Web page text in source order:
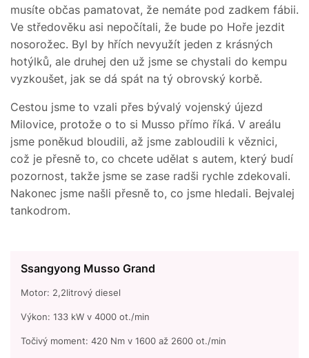
musíte občas pamatovat, že nemáte pod zadkem fábii.
Ve středověku asi nepočítali, že bude po Hoře jezdit
nosorožec. Byl by hřích nevyužít jeden z krásných
hotýlků, ale druhej den už jsme se chystali do kempu
vyzkoušet, jak se dá spát na tý obrovský korbě.
Cestou jsme to vzali přes bývalý vojenský újezd
Milovice, protože o to si Musso přímo říká. V areálu
jsme poněkud bloudili, až jsme zabloudili k věznici,
což je přesně to, co chcete udělat s autem, který budí
pozornost, takže jsme se zase radši rychle zdekovali.
Nakonec jsme našli přesně to, co jsme hledali. Bejvalej
tankodrom.
Ssangyong Musso Grand
Motor: 2,2litrový diesel
Výkon: 133 kW v 4000 ot./min
Točivý moment: 420 Nm v 1600 až 2600 ot./min